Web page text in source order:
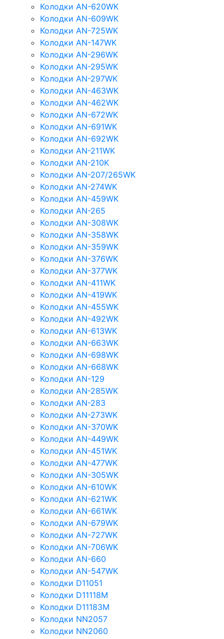
Колодки AN-620WK
Колодки AN-609WK
Колодки AN-725WK
Колодки AN-147WK
Колодки AN-296WK
Колодки AN-295WK
Колодки AN-297WK
Колодки AN-463WK
Колодки AN-462WK
Колодки AN-672WK
Колодки AN-691WK
Колодки AN-692WK
Колодки AN-211WK
Колодки AN-210K
Колодки AN-207/265WK
Колодки AN-274WK
Колодки AN-459WK
Колодки AN-265
Колодки AN-308WK
Колодки AN-358WK
Колодки AN-359WK
Колодки AN-376WK
Колодки AN-377WK
Колодки AN-411WK
Колодки AN-419WK
Колодки AN-455WK
Колодки AN-492WK
Колодки AN-613WK
Колодки AN-663WK
Колодки AN-698WK
Колодки AN-668WK
Колодки AN-129
Колодки AN-285WK
Колодки AN-283
Колодки AN-273WK
Колодки AN-370WK
Колодки AN-449WK
Колодки AN-451WK
Колодки AN-477WK
Колодки AN-305WK
Колодки AN-610WK
Колодки AN-621WK
Колодки AN-661WK
Колодки AN-679WK
Колодки AN-727WK
Колодки AN-706WK
Колодки AN-660
Колодки AN-547WK
Колодки D11051
Колодки D11118M
Колодки D11183M
Колодки NN2057
Колодки NN2060